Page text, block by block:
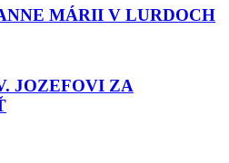
MÁRII V LURDOCH
JOZEFOVI ZA